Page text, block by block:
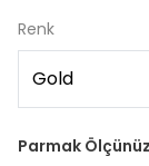
Renk
Parmak